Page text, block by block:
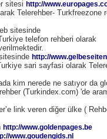
sitesi http://
Telerehber- Turkfreezone
sitesinde
telefon rehberi olarak
http://
sari sayfasi olarak
kim nerede ne satıyor da
(Turkindex.com) 'de
link veren diğer ülke (
http://www.goldenpages.be
www.goudengids.nl